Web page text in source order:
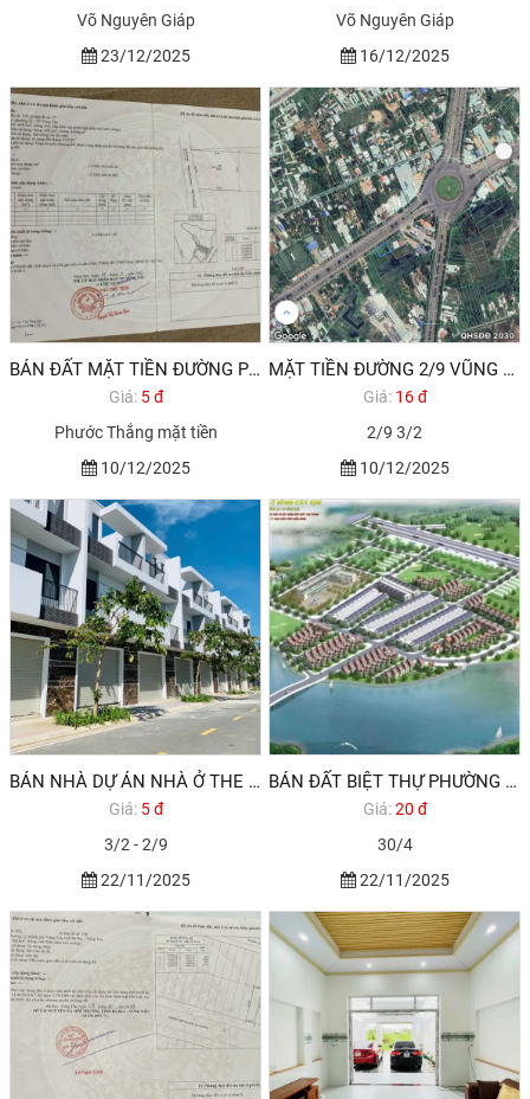
Võ Nguyên Giáp
23/12/2025
Võ Nguyên Giáp
16/12/2025
BÁN ĐẤT MẶT TIỀN ĐƯỜNG PHƯỚC THẮNG P12 VŨNG TÀU
Giá: 5 đ
Phước Thắng mặt tiền
10/12/2025
MẶT TIỀN ĐƯỜNG 2/9 VŨNG TÀU CẦN BÁN ĐẤT
Giá: 16 đ
2/9 3/2
10/12/2025
BÁN NHÀ DỰ ÁN NHÀ Ở THE LIGHT CITY - HODECO VŨNG TÀU - TRỤC CHÍNH
Giá: 5 đ
3/2 - 2/9
22/11/2025
BÁN ĐẤT BIỆT THỰ PHƯỜNG 12 VŨNG TÀU
Giá:20 đ
30/4
22/11/2025